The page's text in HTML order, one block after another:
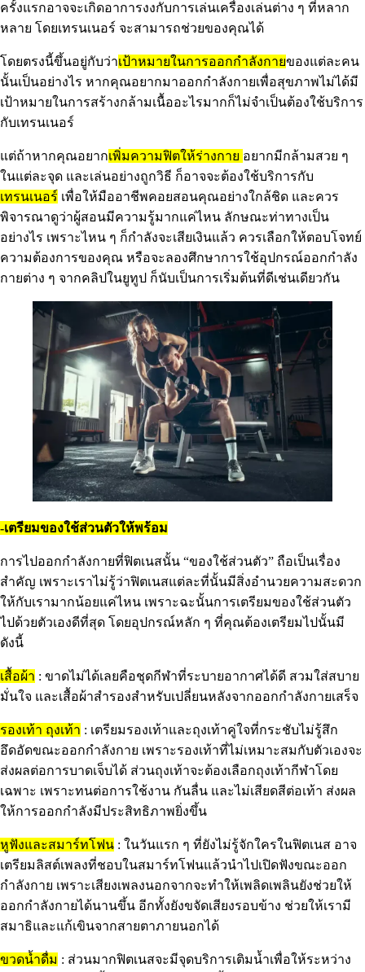
ครั้งแรกอาจจะเกิดอาการงงกับการเล่นเครื่องเล่นต่าง ๆ ที่หลาก
หลาย โดยเทรนเนอร์ จะสามารถช่วยของคุณได้
โดยตรงนี้ขึ้นอยู่กับว่าเป้าหมายในการออกกำลังกายของแต่ละคน
นั้นเป็นอย่างไร หากคุณอยากมาออกกำลังกายเพื่อสุขภาพไม่ได้มี
เป้าหมายในการสร้างกล้ามเนื้ออะไรมากก็ไม่จำเป็นต้องใช้บริการ
กับเทรนเนอร์
แต่ถ้าหากคุณอยากเพิ่มความฟิตให้ร่างกาย อยากมีกล้ามสวย ๆ
ในแต่ละจุด และเล่นอย่างถูกวิธี ก็อาจจะต้องใช้บริการกับ
เทรนเนอร์ เพื่อให้มืออาชีพคอยสอนคุณอย่างใกล้ชิด และควร
พิจารณาดูว่าผู้สอนมีความรู้มากแค่ไหน ลักษณะท่าทางเป็น
อย่างไร เพราะไหน ๆ ก็กำลังจะเสียเงินแล้ว ควรเลือกให้ตอบโจทย์
ความต้องการของคุณ หรือจะลองศึกษาการใช้อุปกรณ์ออกกำลัง
กายต่าง ๆ จากคลิปในยูทูป ก็นับเป็นการเริ่มต้นที่ดีเช่นเดียวกัน
-เตรียมของใช้ส่วนตัวให้พร้อม
การไปออกกำลังกายที่ฟิตเนสนั้น “ของใช้ส่วนตัว” ถือเป็นเรื่อง
สำคัญ เพราะเราไม่รู้ว่าฟิตเนสแต่ละที่นั้นมีสิ่งอำนวยความสะดวก
ให้กับเรามากน้อยแค่ไหน เพราะฉะนั้นการเตรียมของใช้ส่วนตัว
ไปด้วยตัวเองดีที่สุด โดยอุปกรณ์หลัก ๆ ที่คุณต้องเตรียมไปนั้นมี
ดังนี้
เสื้อผ้า : ขาดไม่ได้เลยคือชุดกีฬาที่ระบายอากาศได้ดี สวมใส่สบาย
มั่นใจ และเสื้อผ้าสำรองสำหรับเปลี่ยนหลังจากออกกำลังกายเสร็จ
รองเท้า ถุงเท้า : เตรียมรองเท้าและถุงเท้าคู่ใจที่กระชับไม่รู้สึก
อึดอัดขณะออกกำลังกาย เพราะรองเท้าที่ไม่เหมาะสมกับตัวเองจะ
ส่งผลต่อการบาดเจ็บได้ ส่วนถุงเท้าจะต้องเลือกถุงเท้ากีฬาโดย
เฉพาะ เพราะทนต่อการใช้งาน กันลื่น และไม่เสียดสีต่อเท้า ส่งผล
ให้การออกกำลังมีประสิทธิภาพยิ่งขึ้น
หูฟังและสมาร์ทโฟน : ในวันแรก ๆ ที่ยังไม่รู้จักใครในฟิตเนส อาจ
เตรียมลิสต์เพลงที่ชอบในสมาร์ทโฟนแล้วนำไปเปิดฟังขณะออก
กำลังกาย เพราะเสียงเพลงนอกจากจะทำให้เพลิดเพลินยังช่วยให้
ออกกำลังกายได้นานขึ้น อีกทั้งยังขจัดเสียงรอบข้าง ช่วยให้เรามี
สมาธิและแก้เขินจากสายตาภายนอกได้
ขวดน้ำดื่ม : ส่วนมากฟิตเนสจะมีจุดบริการเติมน้ำเพื่อให้ระหว่าง